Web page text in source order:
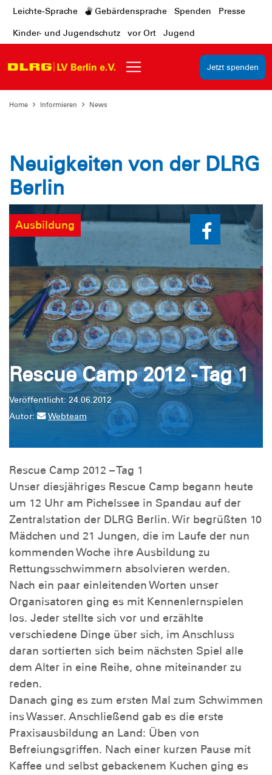
Leichte-Sprache Gebärdensprache Spenden Presse
Kinder- und Jugendschutz vor Ort Jugend
Jetzt spenden
Home Informieren News
Neuigkeiten von der DLRG
Berlin
Ausbildung
Rescue Camp 2012 - Tag 1
Veröffentlicht: 24.06.2012
Autor:
Webteam
Rescue Camp 2012 – Tag 1
Unser diesjähriges Rescue Camp begann heute
um 12 Uhr am Pichelssee in Spandau auf der
Zentralstation der DLRG Berlin. Wir begrüßten 10
Mädchen und 21 Jungen, die im Laufe der nun
kommenden Woche ihre Ausbildung zu
Rettungsschwimmern absolvieren werden.
Nach ein paar einleitenden Worten unser
Organisatoren ging es mit Kennenlernspielen
los. Jeder stellte sich vor und erzählte
verschiedene Dinge über sich, im Anschluss
daran sortierten sich beim nächsten Spiel alle
dem Alter in eine Reihe, ohne miteinander zu
reden.
Danach ging es zum ersten Mal zum Schwimmen
ins Wasser. Anschließend gab es die erste
Praxisausbildung an Land: Üben von
Befreiungsgriffen. Nach einer kurzen Pause mit
Kaffee und selbst gebackenem Kuchen ging es